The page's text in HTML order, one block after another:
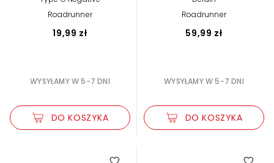
Roadrunner
19,99 zł
WYSYŁAMY W 5-7 DNI
DO KOSZYKA
Roadrunner
59,99 zł
WYSYŁAMY W 5-7 DNI
DO KOSZYKA